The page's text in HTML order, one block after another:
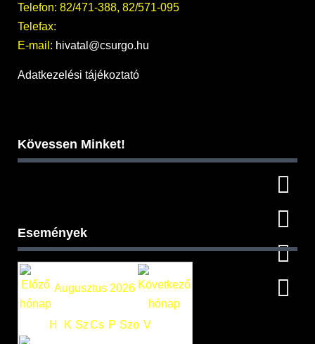
Telefon: 82/471-388, 82/571-095
Telefax:
E-mail: hivatal@csurgo.hu
Adatkezelési tájékoztató
Kövessen Minket!
Események
Augusztus 2026
H K SzCs P Szo V